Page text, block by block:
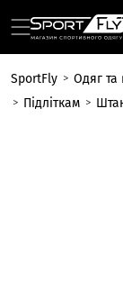
SportFly Одяг та
Підліткам